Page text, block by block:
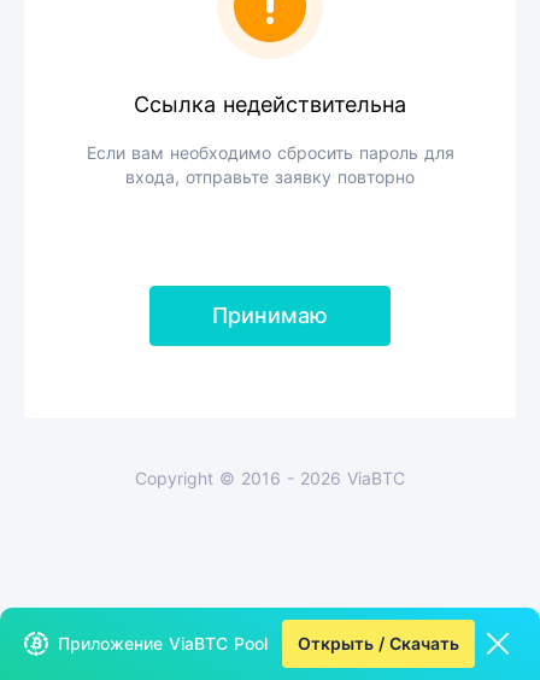
Приложение ViaBTC Pool Открыть / Скачать
Ссылка недействительна
Если вам необходимо сбросить пароль для
входа, отправьте заявку повторно
Принимаю
Copyright © 2016 - 2026 ViaBTC